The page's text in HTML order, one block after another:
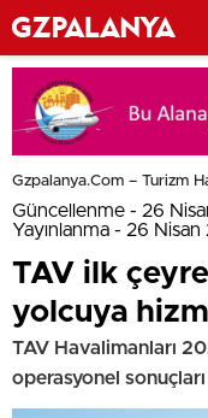
Gzpalanya.com – Turizm
Güncellenme - 26
Yayınlanma - 26
TAV ilk
yolcuya
TAV Havalimanları
operasyonel sonuçları